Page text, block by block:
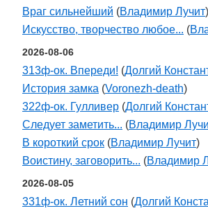
Враг сильнейший (Владимир Лучит)
Искусство, творчество любое... (
2026-08-06
313ф-ок. Впереди! (Долгий
История замка (Voronezh-death)
322ф-ок. Гулливер (Долгий
Следует заметить... (Владимир
В короткий срок (Владимир Лучит)
Воистину, заговорить... (Владимир
2026-08-05
331ф-ок. Летний сон (Долгий